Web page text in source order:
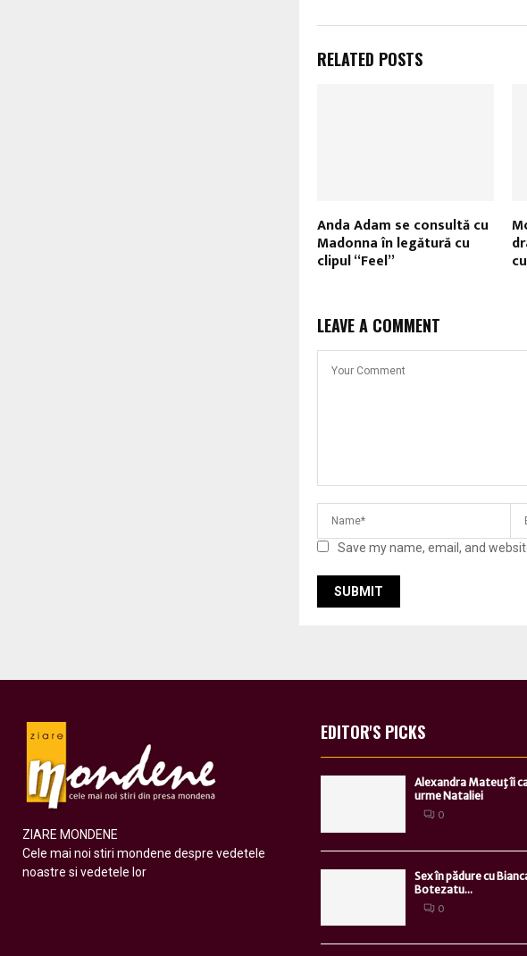
RELATED POSTS
Anda Adam se consultă cu
Madonna în legătură cu
clipul “Feel”
LEAVE A COMMENT
Save my name, email, and
ZIARE MONDENE
Cele mai noi stiri mondene despre vedetele
noastre si vedetele lor
EDITOR'S PICKS
Alexandra Mateuţ îi
urme Nataliei
0
Sex în pădure cu
Botezatu...
0